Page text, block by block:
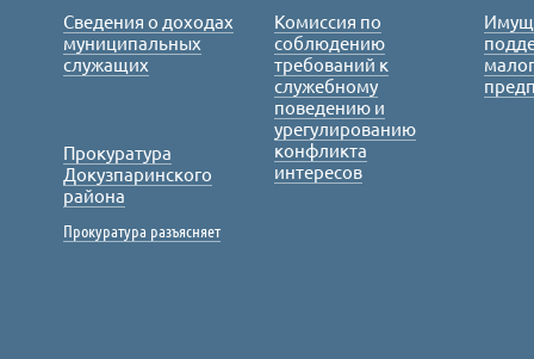
Сведения о доходах
муниципальных
служащих
Комиссия по
соблюдению
требований к
служебному
поведению и
урегулированию
конфликта
интересов
Прокуратура
Докузпаринского
района
Прокуратура разъясняет